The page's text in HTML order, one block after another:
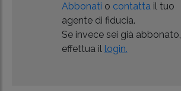
Abbonati o contattail tuo
agente di fiducia.
Se invece sei già abbonato,
effettua il login.